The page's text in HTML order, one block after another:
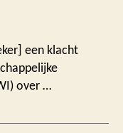
een klacht
over …